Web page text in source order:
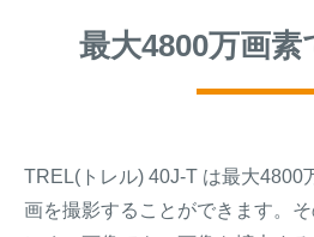
最大4800万画素
TREL(トレル) 40J-T は最大4800
画を撮影することができます。